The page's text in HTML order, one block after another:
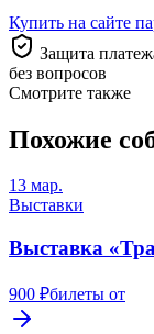
Купить на сайте
Защита
без вопросов
Смотрите также
Похожие
13 мар.
Выставки
Выставка
900 ₽билеты от